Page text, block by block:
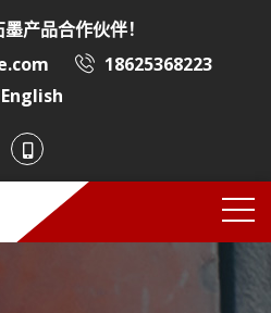
产品合作伙伴！
18625368223
English